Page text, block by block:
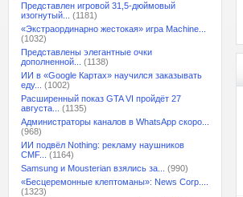
Представлен игровой 31,5-дюймовый
изогнутый...
(1181)
«Экстраординарно жестокая» игра Machine...
(1032)
Представлены элегантные очки
дополненной...
(1138)
ИИ в «Google Картах» научился заказывать
еду...
(1002)
Расширенный показ GTA VI пройдёт 27
августа...
(1135)
Администраторы каналов в WhatsApp скоро...
(968)
ИИ подвёл Nothing: рекламу наушников
CMF...
(1164)
Samsung и Mousterian взялись за...
(990)
«Бесцеремонные клептоманы»: News Corp....
(1323)